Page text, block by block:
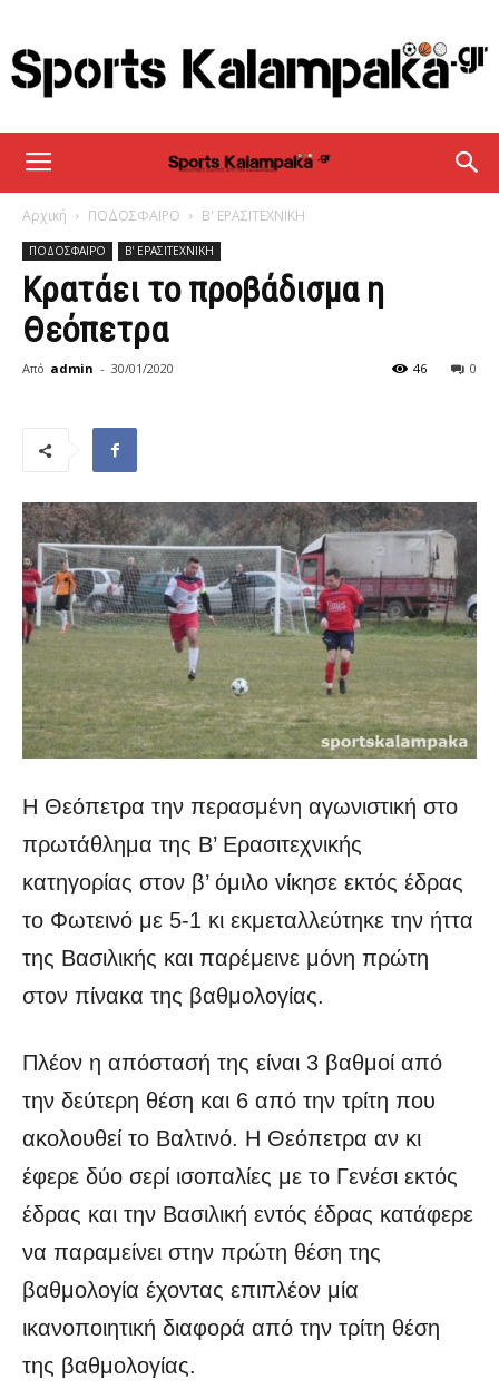
sportskalampaka
Αρχική ΠΟΔΟΣΦΑΙΡΟ Β' ΕΡΑΣΙΤΕΧΝΙΚΗ
ΠΟΔΟΣΦΑΙΡΟ Β' ΕΡΑΣΙΤΕΧΝΙΚΗ
Κρατάει το προβάδισμα η
Θεόπετρα
Από admin - 30/01/2020 0
46
Η Θεόπετρα την περασμένη αγωνιστική στο
πρωτάθλημα της Β’ Ερασιτεχνικής
κατηγορίας στον β’ όμιλο νίκησε εκτός έδρας
το Φωτεινό με 5-1 κι εκμεταλλεύτηκε την ήττα
της Βασιλικής και παρέμεινε μόνη πρώτη
στον πίνακα της βαθμολογίας.
Πλέον η απόστασή της είναι 3 βαθμοί από
την δεύτερη θέση και 6 από την τρίτη που
ακολουθεί το Βαλτινό. Η Θεόπετρα αν κι
έφερε δύο σερί ισοπαλίες με το Γενέσι εκτός
έδρας και την Βασιλική εντός έδρας κατάφερε
να παραμείνει στην πρώτη θέση της
βαθμολογία έχοντας επιπλέον μία
ικανοποιητική διαφορά από την τρίτη θέση
της βαθμολογίας.